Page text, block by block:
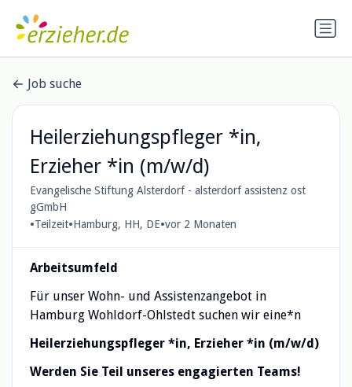
Job suche
Heilerziehungspfleger *in,
Erzieher *in (m/w/d)
Evangelische Stiftung Alsterdorf - alsterdorf assistenz ost
gGmbH
•Teilzeit•Hamburg, HH, DE•vor 2 Monaten
Arbeitsumfeld
Für unser Wohn- und Assistenzangebot in
Hamburg Wohldorf-Ohlstedt suchen wir eine*n
Heilerziehungspfleger *in, Erzieher *in (m/w/d)
Werden Sie Teil unseres engagierten Teams!